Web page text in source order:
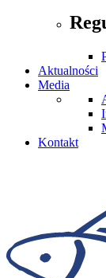
Aktualności
Media
Kontakt